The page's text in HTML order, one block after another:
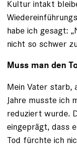
Kultur intakt
habe ich gesagt:
nicht so schwer
Muss man den
Mein Vater starb,
Jahre musste ich
reduziert wurde.
eingeprägt, dass
Tod fürchte ich